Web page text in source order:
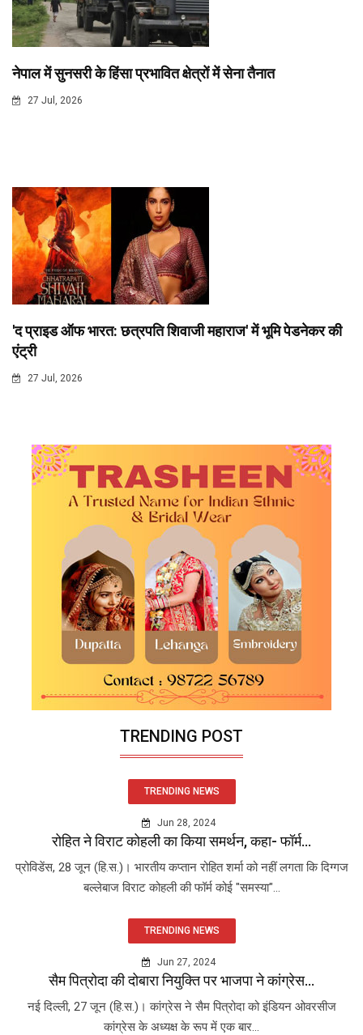
नेपाल में सुनसरी के हिंसा प्रभावित क्षेत्रों में सेना तैनात
27 Jul, 2026
'द प्राइड ऑफ भारत: छत्रपति शिवाजी महाराज' में भूमि पेडनेकर की
एंट्री
27 Jul, 2026
TRENDING POST
TRENDING NEWS
Jun 28, 2024
रोहित ने विराट कोहली का किया समर्थन, कहा- फॉर्म...
प्रोविडेंस, 28 जून (हि.स.)। भारतीय कप्तान रोहित शर्मा को नहीं लगता कि दिग्गज
बल्लेबाज विराट कोहली की फॉर्म कोई "समस्या"...
TRENDING NEWS
Jun 27, 2024
सैम पित्रोदा की दोबारा नियुक्ति पर भाजपा ने कांग्रेस...
नई दिल्ली, 27 जून (हि.स.)। कांग्रेस ने सैम पित्रोदा को इंडियन ओवरसीज
कांग्रेस के अध्यक्ष के रूप में एक बार...